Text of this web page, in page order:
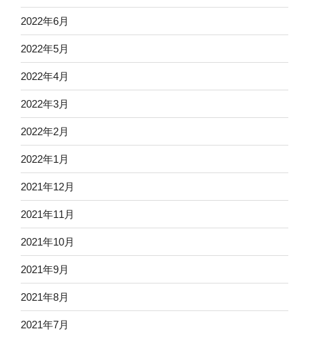
2022年6月
2022年5月
2022年4月
2022年3月
2022年2月
2022年1月
2021年12月
2021年11月
2021年10月
2021年9月
2021年8月
2021年7月